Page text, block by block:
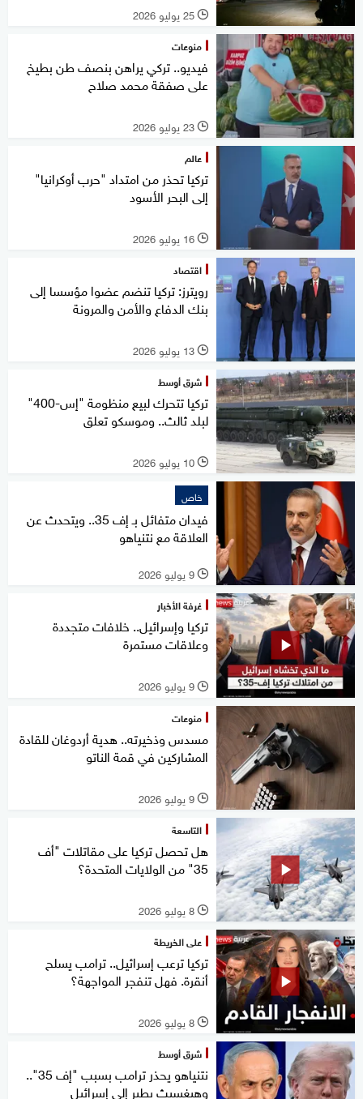
l 25 يوليو 2026
منوعات
فيديو.. تركي يراهن بنصف طن بطيخ
على صفقة محمد صلاح
l 23 يوليو 2026
عالم
تركيا تحذر من امتداد "حرب أوكرانيا"
إلى البحر الأسود
l 16 يوليو 2026
اقتصاد
رويترز: تركيا تنضم عضوا مؤسسا إلى
بنك الدفاع والأمن والمرونة
l 13 يوليو 2026
شرق أوسط
تركيا تتحرك لبيع منظومة "إس-400"
لبلد ثالث.. وموسكو تعلق
l 10 يوليو 2026
خاص
فيدان متفائل بـ إف 35.. ويتحدث عن
العلاقة مع نتنياهو
l 9 يوليو 2026
غرفة الأخبار
تركيا وإسرائيل.. خلافات متجددة
وعلاقات مستمرة
l 9 يوليو 2026
منوعات
مسدس وذخيرته.. هدية أردوغان للقادة
المشاركين في قمة الناتو
l 9 يوليو 2026
التاسعة
هل تحصل تركيا على مقاتلات "أف
35" من الولايات المتحدة؟
l 8 يوليو 2026
على الخريطة
تركيا ترعب إسرائيل.. ترامب يسلح
أنقرة. فهل تنفجر المواجهة؟
l 8 يوليو 2026
شرق أوسط
نتنياهو يحذر ترامب بسبب "إف 35"..
وهيغسيث يطير إلى إسرائيل